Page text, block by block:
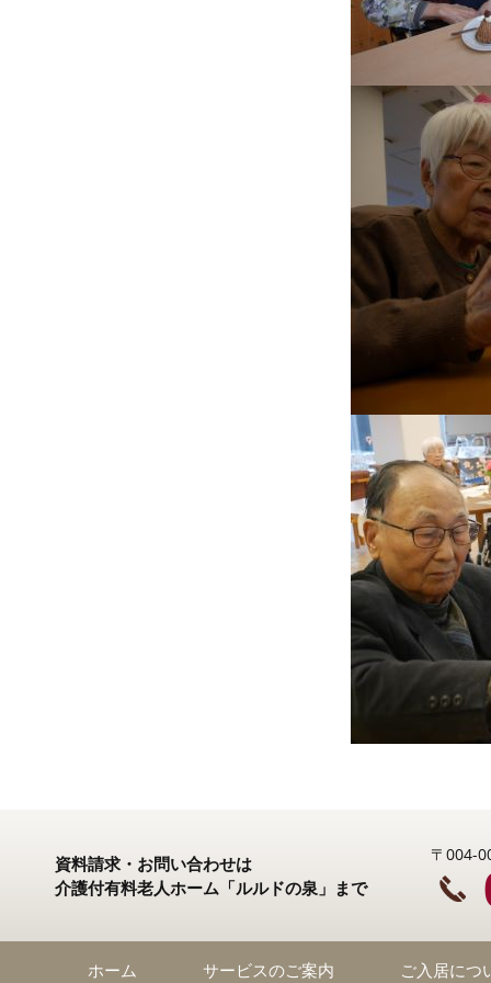
資料請求・お問い合わせは
介護付有料老人ホーム「ルルドの泉」まで
〒004-
ホーム サービスのご案内 ご入居につ